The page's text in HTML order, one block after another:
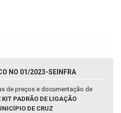
NO 01/2023-SEINFRA
de preços e documentação de
PADRÃO DE LIGAÇÃO
DE CRUZ